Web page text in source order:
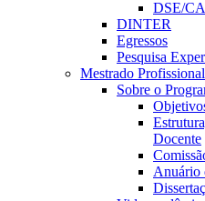
DSE/
DINTER
Egressos
Pesquisa
Mestrado
Sobre o
Docente
Anuário